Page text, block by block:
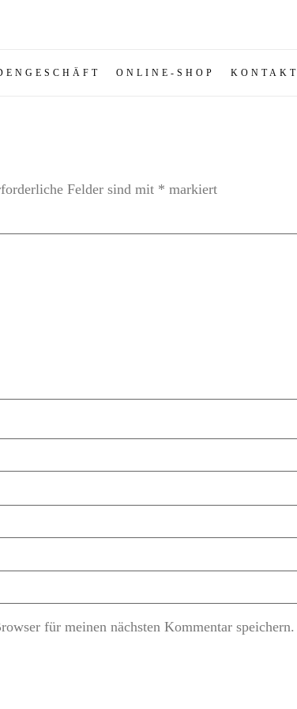
ONLINE-SHOP KONTAKT
Felder sind mit * markiert
für meinen nächsten Kommentar speichern.